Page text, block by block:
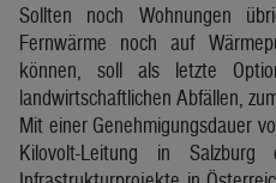
Sollten noch Wohnungen
Fernwärme noch auf
können, soll als letzte
landwirtschaftlichen Abfällen,
Mit einer Genehmigungsdauer
Kilovolt-Leitung in Salzburg